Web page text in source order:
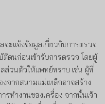
แจ้งข้อมูลเกี่ยวกับการตรวจ
ตนก่อนเข้ารับการตรวจ โดยผู้
ส่วนตัวให้แพทย์ทราบ เช่น ผู้ที่
จากสนามแม่เหล็กอาจสร้าง
ทำงานของเครื่อง จากนั้นเจ้า